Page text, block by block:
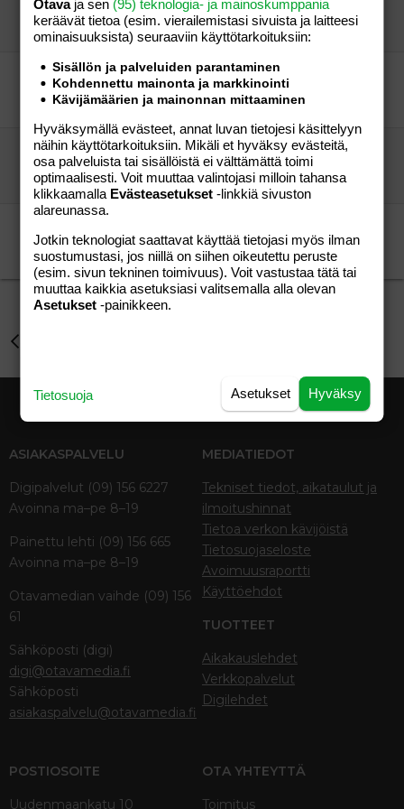
nuori. Aihe vapaa
119
Aihe vapaa
31.08.2013
.,.,.,.,.,.,
Lasteni suusta kuultua.
Ylpeä Isukki ov
Aihe vapaa
4
Aihe vapaa
05.04.2026
vierailija
Lasteni suusta kuultua eri ihmisten kertomina.
Ylpeä Isä ov Aihe vapaa
3
Aihe vapaa
31.03.2026
vierailija
Vieras Aihe vapaa
4
Aihe vapaa
26.08.2009
Pessi
ASIAKASPALVELU
Digipalvelut (09) 156 6227
Avoinna ma–pe 8–19
Painettu lehti (09) 156 665
Avoinna ma–pe 8–19
Otavamedian vaihde (09) 156
61
Sähköposti (digi)
digi@otavamedia.fi
Sähköposti
asiakaspalvelu@otavamedia.fi
MEDIATIEDOT
Tekniset tiedot, aikataulut ja
ilmoitushinnat
Tietoa verkon kävijöistä
Tietosuojaseloste
Avoimuusraportti
Käyttöehdot
TUOTTEET
Aikakauslehdet
Verkkopalvelut
Digilehdet
POSTIOSOITE
Uudenmaankatu 10
OTA YHTEYTTÄ
Toimitus
Otavaja sen (95) teknologia- ja mainoskumppania
keräävät tietoa (esim. vierailemis­tasi sivuista ja laitteesi
ominaisuuk­sista) seuraaviin käyttötarkoituksiin:
Sisällön ja palveluiden parantaminen
Kohdennettu mainonta ja markkinointi
Kävijämäärien ja mainonnan mittaaminen
Hyväksymällä evästeet, annat luvan tietojesi käsittelyyn
näihin käyttötarkoituksiin. Mikäli et hyväksy evästeitä,
osa palveluista tai sisällöistä ei välttämättä toimi
optimaalisesti. Voit muuttaa valintojasi milloin tahansa
klikkaamalla Evästeasetukset -linkkiä sivuston
alareunassa.
Jotkin teknologiat saattavat käyttää tietojasi myös ilman
suostumustasi, jos niillä on siihen oikeutettu peruste
(esim. sivun tekninen toimivuus). Voit vastustaa tätä tai
muuttaa kaikkia asetuksiasi valitsemalla alla olevan
Asetukset -painikkeen.
Hyväksy
Asetukset
Tietosuoja